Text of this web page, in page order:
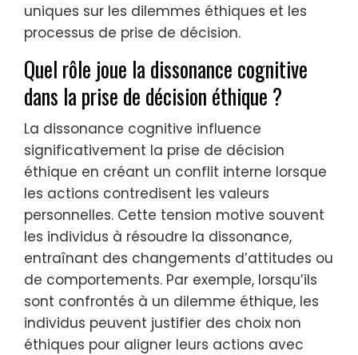
uniques sur les dilemmes éthiques et les
processus de prise de décision.
Quel rôle joue la dissonance cognitive
dans la prise de décision éthique ?
La dissonance cognitive influence
significativement la prise de décision
éthique en créant un conflit interne lorsque
les actions contredisent les valeurs
personnelles. Cette tension motive souvent
les individus à résoudre la dissonance,
entraînant des changements d’attitudes ou
de comportements. Par exemple, lorsqu’ils
sont confrontés à un dilemme éthique, les
individus peuvent justifier des choix non
éthiques pour aligner leurs actions avec